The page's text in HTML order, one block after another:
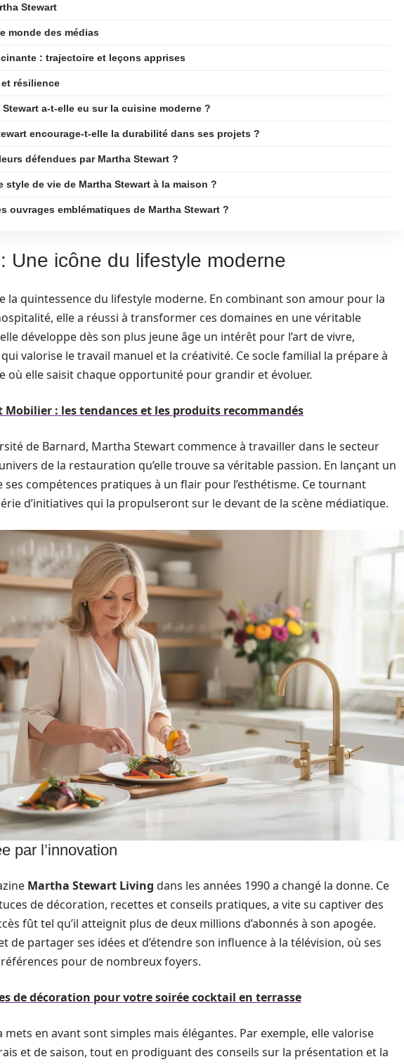
Stewart
monde des médias
: trajectoire et leçons apprises
résilience
a-t-elle eu sur la cuisine moderne ?
encourage-t-elle la durabilité dans ses projets ?
défendues par Martha Stewart ?
style de vie de Martha Stewart à la maison ?
ouvrages emblématiques de Martha Stewart ?
Une icône du lifestyle moderne
la quintessence du lifestyle moderne. En combinant son amour pour la
elle a réussi à transformer ces domaines en une véritable
développe dès son plus jeune âge un intérêt pour l’art de vivre,
valorise le travail manuel et la créativité. Ce socle familial la prépare à
où elle saisit chaque opportunité pour grandir et évoluer.
Mobilier : les tendances et les produits recommandés
de Barnard, Martha Stewart commence à travailler dans le secteur
de la restauration qu’elle trouve sa véritable passion. En lançant un
ses compétences pratiques à un flair pour l’esthétisme. Ce tournant
d’initiatives qui la propulseront sur le devant de la scène médiatique.
par l’innovation
Martha Stewart Living dans les années 1990 a changé la donne. Ce
de décoration, recettes et conseils pratiques, a vite su captiver des
fût tel qu’il atteignit plus de deux millions d’abonnés à son apogée.
de partager ses idées et d’étendre son influence à la télévision, où ses
pour de nombreux foyers.
de décoration pour votre soirée cocktail en terrasse
en avant sont simples mais élégantes. Par exemple, elle valorise
et de saison, tout en prodiguant des conseils sur la présentation et la